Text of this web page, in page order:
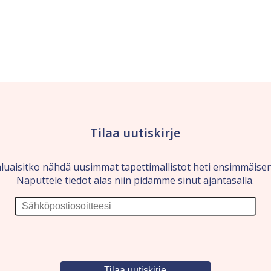
Tilaa uutiskirje
nähdä uusimmat tapettimallistot heti
Naputtele tiedot alas niin pidämme sinut ajantasalla.